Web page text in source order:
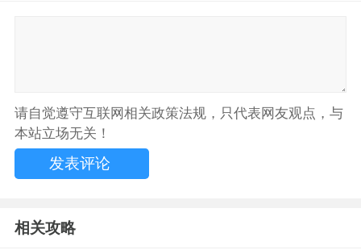
请自觉遵守互联网相关政策法规，只代表网友观点，与
本站立场无关！
相关攻略